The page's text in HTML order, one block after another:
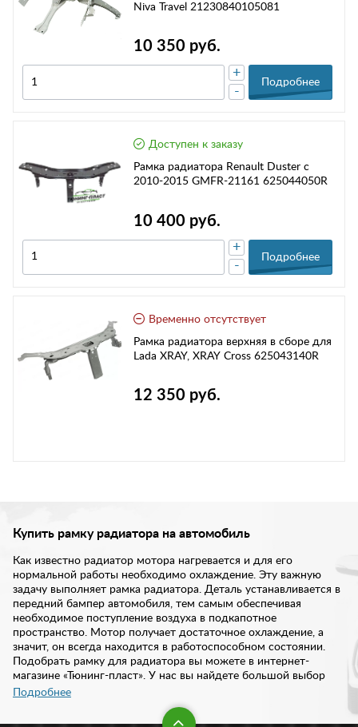
Niva Travel 21230840105081
10 350 руб.
-
+
Подробнее
Доступен к заказу
Рамка радиатора Renault Duster с
2010-2015 GMFR-21161 625044050R
10 400 руб.
-
+
Подробнее
Временно отсутствует
Рамка радиатора верхняя в сборе для
Lada XRAY, XRAY Cross 625043140R
12 350 руб.
Купить рамку радиатора на автомобиль
Как известно радиатор мотора нагревается и для его
нормальной работы необходимо охлаждение. Эту важную
задачу выполняет рамка радиатора. Деталь устанавливается в
передний бампер автомобиля, тем самым обеспечивая
необходимое поступление воздуха в подкапотное
пространство. Мотор получает достаточное охлаждение, а
значит, он всегда находится в работоспособном состоянии.
Подобрать рамку для радиатора вы можете в интернет-
магазине «Тюнинг-пласт». У нас вы найдете большой выбор
запчастей кузова по доступной цене.
Подробнее